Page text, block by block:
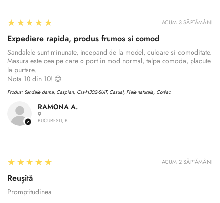
RAMONA A.
BUCURESTI, B
5
★★★★★
Expediere rapida, produs frumos si comod
Sandalele sunt minunate, incepand de la model, culoare si comoditate.
Masura este cea pe care o port in mod normal, talpa comoda, placute
la purtare.
Nota 10 din 10! 😊
Produs: Sandale dama, Caspian, Cas-H302-SUIT, Casual, Piele naturala, Coniac
ACUM 3 SĂPTĂMÂNI
5
★★★★★
Reușită
Promptitudinea
ACUM 2 SĂPTĂMÂNI
Are you 18 years old or older?
No, I'm not